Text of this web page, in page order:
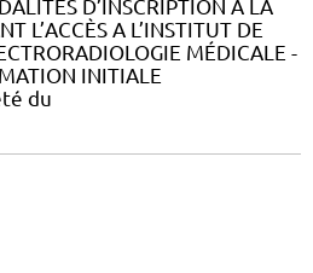
D’INSCRIPTION A LA
L’ACCÈS A L’INSTITUT DE
MÉDICALE -
INITIALE
du